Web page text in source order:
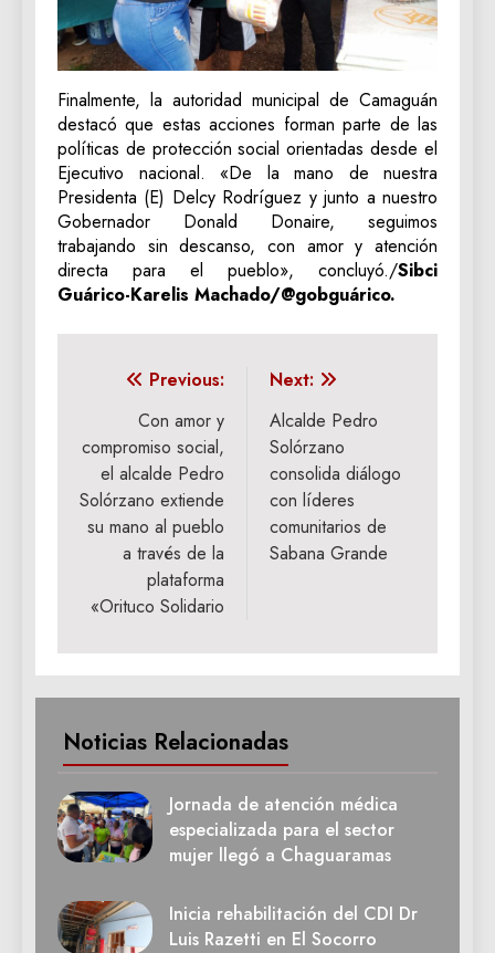
Finalmente, la autoridad municipal de Camaguán
destacó que estas acciones forman parte de las
políticas de protección social orientadas desde el
Ejecutivo nacional. «De la mano de nuestra
Presidenta (E) Delcy Rodríguez y junto a nuestro
Gobernador Donald Donaire, seguimos
trabajando sin descanso, con amor y atención
directa para el pueblo», concluyó./Sibci
Guárico-Karelis Machado/@gobguárico.
Navegación
entradas
Previous:
Con amor y
compromiso social,
el alcalde Pedro
Solórzano extiende
su mano al pueblo
a través de la
plataforma
«Orituco Solidario
Next:
Alcalde Pedro
Solórzano
consolida diálogo
con líderes
comunitarios de
Sabana Grande
Noticias Relacionadas
Jornada de atención médica
especializada para el sector
mujer llegó a Chaguaramas
Inicia rehabilitación del CDI Dr
Luis Razetti en El Socorro